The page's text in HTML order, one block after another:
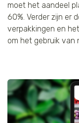
moet het aandeel
60%. Verder zijn er
verpakkingen en
om het gebruik van